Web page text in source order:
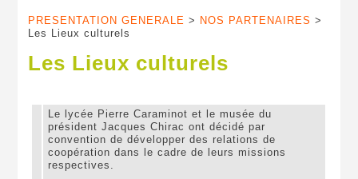
PRESENTATION GENERALE > NOS PARTENAIRES >
Les Lieux culturels
Les Lieux culturels
Le lycée Pierre Caraminot et le musée du
président Jacques Chirac ont décidé par
convention de développer des relations de
coopération dans le cadre de leurs missions
respectives.